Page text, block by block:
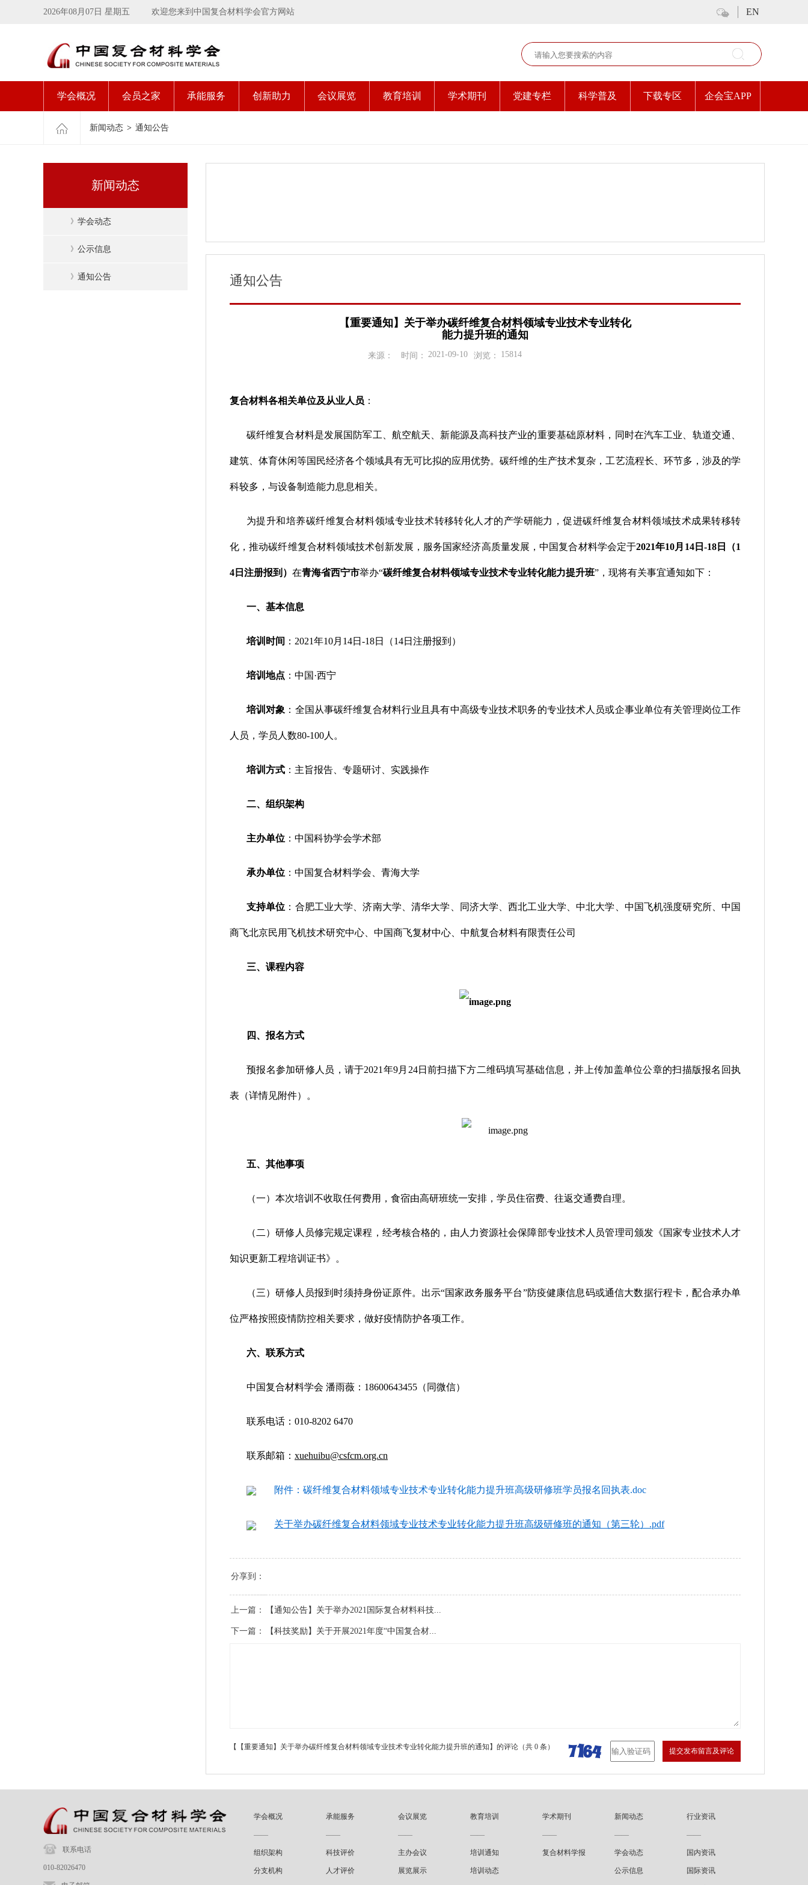
2026年08月07日 星期五 欢迎您来到中国复合材料学会官方网站 EN
学会概况 会员之家 承能服务 创新助力 会议展览 教育培训 学术期刊 党建专栏 科学普及 下载专区 企会宝APP
新闻动态 > 通知公告
新闻动态
》 学会动态
》 公示信息
》 通知公告 通知公告
【重要通知】关于举办碳纤维复合材料领域专业技术专业转化
能力提升班的通知
来源： 时间： 2021-09-10 浏览： 15814
复合材料各相关单位及从业人员 ：
碳纤维复合材料是发展国防军工、航空航天、新能源及高科技产业的重要基础原材料，同时在汽车工业、轨道交通、
建筑、体育休闲等国民经济各个领域具有无可比拟的应用优势。碳纤维的生产技术复杂，工艺流程长、环节多，涉及的学
科较多，与设备制造能力息息相关。
为提升和培养碳纤维复合材料领域专业技术转移转化人才的产学研能力，促进碳纤维复合材料领域技术成果转移转
化，推动碳纤维复合材料领域技术创新发展，服务国家经济高质量发展，中国复合材料学会定于2021年10月14日-18日（1
4日注册报到） 在青海省西宁市举办“碳纤维复合材料领域专业技术专业转化能力提升班”，现将有关事宜通知如下：
一、基本信息
培训时间 ：2021年10月14日-18日（14日注册报到）
培训地点 ：中国·西宁
培训对象 ：全国从事碳纤维复合材料行业且具有中高级专业技术职务的专业技术人员或企事业单位有关管理岗位工作
人员，学员人数80-100人。
培训方式 ：主旨报告、专题研讨、实践操作
二、组织架构
主办单位 ：中国科协学会学术部
承办单位 ：中国复合材料学会、青海大学
支持单位 ：合肥工业大学、济南大学、清华大学、同济大学、西北工业大学、中北大学、中国飞机强度研究所、中国
商飞北京民用飞机技术研究中心、中国商飞复材中心、中航复合材料有限责任公司
三、课程内容
四、报名方式
预报名参加研修人员，请于2021年9月24日前扫描下方二维码填写基础信息，并上传加盖单位公章的扫描版报名回执
表（详情见附件）。
五、其他事项
（一）本次培训不收取任何费用，食宿由高研班统一安排，学员住宿费、往返交通费自理。
（二）研修人员修完规定课程，经考核合格的，由人力资源社会保障部专业技术人员管理司颁发《国家专业技术人才
知识更新工程培训证书》。
（三）研修人员报到时须持身份证原件。出示“国家政务服务平台”防疫健康信息码或通信大数据行程卡，配合承办单
位严格按照疫情防控相关要求，做好疫情防护各项工作。
六、联系方式
中国复合材料学会 潘雨薇：18600643455（同微信）
联系电话：010-8202 6470
联系邮箱： xuehuibu@csfcm.org.cn
附件：碳纤维复合材料领域专业技术专业转化能力提升班高级研修班学员报名回执表.doc
关于举办碳纤维复合材料领域专业技术专业转化能力提升班高级研修班的通知（第三轮）.pdf
分享到：
上一篇： 【通知公告】关于举办2021国际复合材料科技...
下一篇： 【科技奖励】关于开展2021年度“中国复合材...
【【重要通知】关于举办碳纤维复合材料领域专业技术专业转化能力提升班的通知】的评论（共 0 条） 提交发布留言及评论
联系电话
010-82026470
学会概况
——
组织架构
分支机构
承能服务
——
科技评价
人才评价
会议展览
——
主办会议
展览展示
教育培训
——
培训通知
培训动态
学术期刊
——
复合材料学报
新闻动态
——
学会动态
公示信息
行业资讯
——
国内资讯
国际资讯